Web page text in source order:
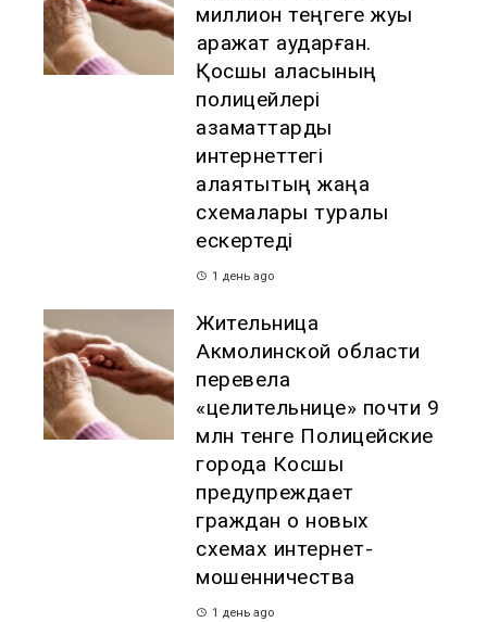
миллион теңгеге жуық
қаражат аударған.
Қосшы қаласының
полицейлері
азаматтарды
интернеттегі
алаяқтықтың жаңа
схемалары туралы
ескертеді
1 день ago
Жительница
Акмолинской области
перевела
«целительнице» почти 9
млн тенге Полицейские
города Косшы
предупреждает
граждан о новых
схемах интернет-
мошенничества
1 день ago